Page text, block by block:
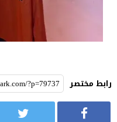
رابط مختصر